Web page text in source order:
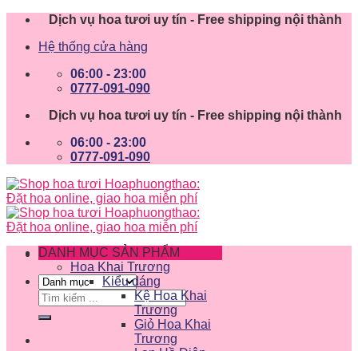
Skip
content
Dịch vụ hoa tươi uy tín - Free shipping nội thành
Hệ thống cửa hàng
06:00 - 23:00
0777-091-090
Dịch vụ hoa tươi uy tín - Free shipping nội thành
06:00 - 23:00
0777-091-090
Tìm
kiếm:
DANH MỤC SẢN PHẨM
Hoa Khai Trương
Kiểu dáng
Kệ Hoa Khai
Trương
Giỏ Hoa Khai
Trương